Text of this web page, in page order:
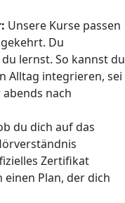
Unsere Kurse passen
Du
lernst. So kannst du
Alltag integrieren, sei
nach
du dich auf das
Zertifikat
Plan, der dich